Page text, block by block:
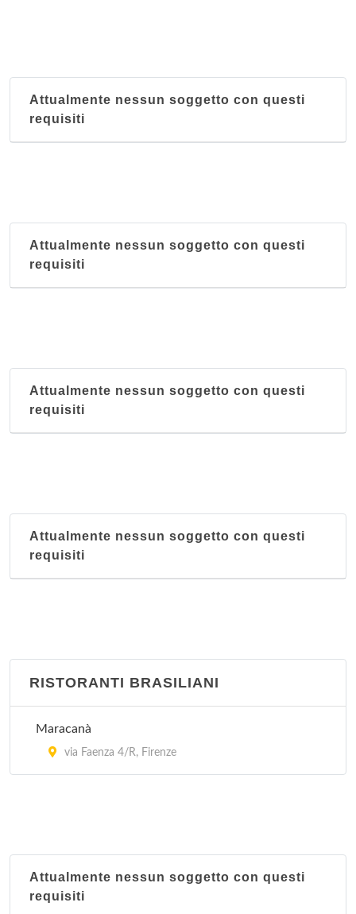
Attualmente nessun soggetto con questi
requisiti
Attualmente nessun soggetto con questi
requisiti
Attualmente nessun soggetto con questi
requisiti
Attualmente nessun soggetto con questi
requisiti
RISTORANTI BRASILIANI
Maracanà
via Faenza 4/R, Firenze
Attualmente nessun soggetto con questi
requisiti